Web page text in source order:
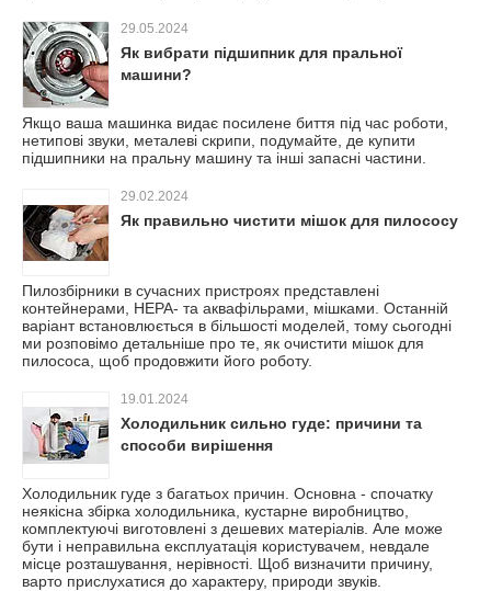
29.05.2024
Як вибрати підшипник для пральної
машини?
Якщо ваша машинка видає посилене биття під час роботи,
нетипові звуки, металеві скрипи, подумайте, де купити
підшипники на пральну машину та інші запасні частини.
29.02.2024
Як правильно чистити мішок для пилососу
Пилозбірники в сучасних пристроях представлені
контейнерами, НЕРА- та аквафільрами, мішками. Останній
варіант встановлюється в більшості моделей, тому сьогодні
ми розповімо детальніше про те, як очистити мішок для
пилососа, щоб продовжити його роботу.
19.01.2024
Холодильник сильно гуде: причини та
способи вирішення
Холодильник гуде з багатьох причин. Основна - спочатку
неякісна збірка холодильника, кустарне виробництво,
комплектуючі виготовлені з дешевих матеріалів. Але може
бути і неправильна експлуатація користувачем, невдале
місце розташування, нерівності. Щоб визначити причину,
варто прислухатися до характеру, природи звуків.